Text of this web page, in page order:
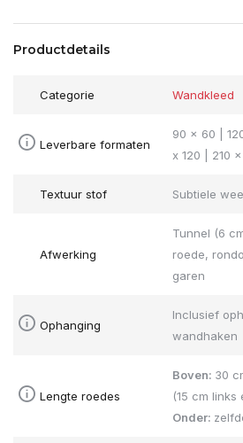
Productdetails
Categorie Wandkleed
Leverbare formaten
90 x 60 |
x 120 | 210
Textuur stof Subtiele
Afwerking
Tunnel (6
roede,
garen
Ophanging
Inclusief
wandhaken
Lengte roedes
Boven: 30
(15 cm links
Onder: